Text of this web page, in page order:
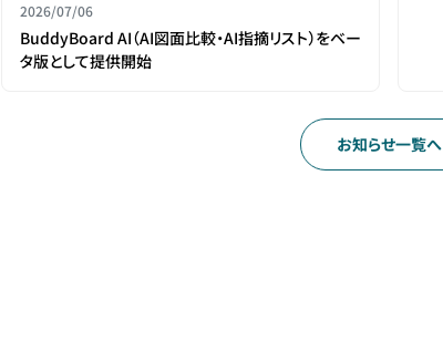
2026/07/06
BuddyBoard AI（AI図面比較・AI指摘リスト）をベー
タ版として提供開始
お知らせ一覧へ